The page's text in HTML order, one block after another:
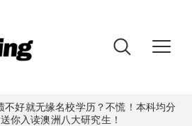
不好就无缘名校学历？不慌！本科均分
你入读澳洲八大研究生！